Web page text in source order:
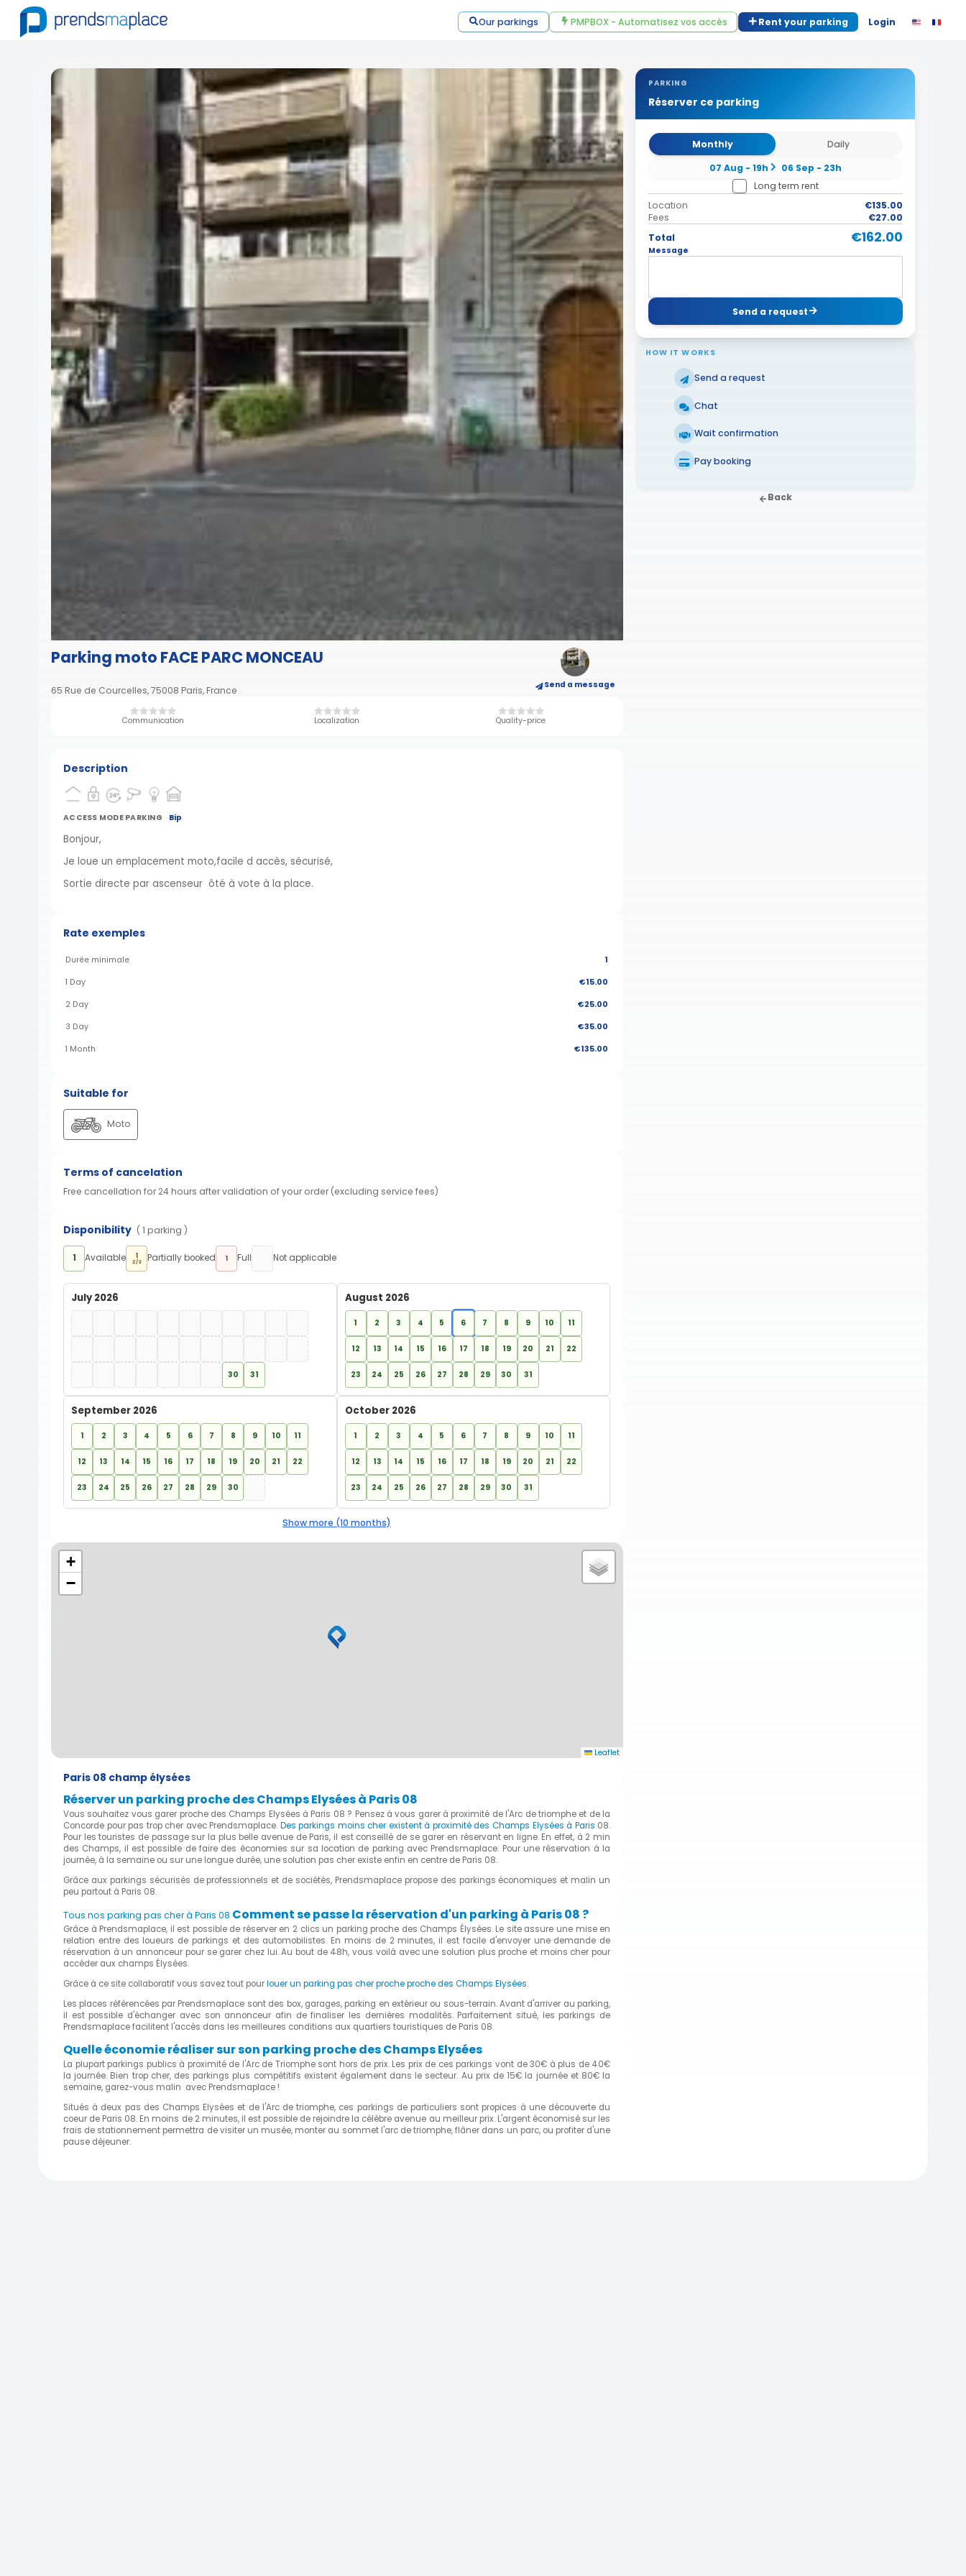
Our parkings PMPBOX - Automatisez vos accès Rent your parking Login
Parking moto FACE PARC MONCEAU
65 Rue de Courcelles, 75008 Paris, France Send a message
Communication Localization Quality-price
PARKING
Réserver ce parking
Monthly
Daily
07 Aug - 19h
06 Sep - 23h
Long term rent
Location
€135.00
Fees
€27.00
Total
€162.00
Message
Send a request
HOW IT WORKS
Send a request
Chat
Wait confirmation
Pay booking
Back
Description
ACCESS MODE PARKING Bip
Bonjour,
Je loue un emplacement moto,facile d accès, sécurisé,
Sortie directe par ascenseur ôté à vote à la place.
Rate exemples
Durée minimale 1
1 Day €15.00
2 Day €25.00
3 Day €35.00
1 Month €135.00
Suitable for
Moto
Terms of cancelation
Free cancellation for 24 hours after validation of your order (excluding service fees)
Disponibility ( 1 parking )
1 Available 1
2/3 Partially booked 1 Full Not applicable
July 2026
30 31
August 2026
1 2 3 4 5 6 7 8 9 10 11
12 13 14 15 16 17 18 19 20 21 22
23 24 25 26 27 28 29 30 31
September 2026
1 2 3 4 5 6 7 8 9 10 11
12 13 14 15 16 17 18 19 20 21 22
23 24 25 26 27 28 29 30
October 2026
1 2 3 4 5 6 7 8 9 10 11
12 13 14 15 16 17 18 19 20 21 22
23 24 25 26 27 28 29 30 31
Show more (10 months)
+
−
Leaflet
Paris 08 champ élysées
Réserver un parking proche des Champs Elysées à Paris 08
Vous souhaitez vous garer proche des Champs Elysées à Paris 08 ? Pensez à vous garer à proximité de l'Arc de triomphe et de la
Concorde pour pas trop cher avec Prendsmaplace. Des parkings moins cher existent à proximité des Champs Elysées à Paris 08.
Pour les touristes de passage sur la plus belle avenue de Paris, il est conseillé de se garer en réservant en ligne. En effet, à 2 min
des Champs, il est possible de faire des économies sur sa location de parking avec Prendsmaplace. Pour une réservation à la
journée, à la semaine ou sur une longue durée, une solution pas cher existe enfin en centre de Paris 08.
Grâce aux parkings sécurisés de professionnels et de sociétés, Prendsmaplace propose des parkings économiques et malin un
peu partout à Paris 08.
Tous nos parking pas cher à Paris 08 Comment se passe la réservation d'un parking à Paris 08 ?
Grâce à Prendsmaplace, il est possible de réserver en 2 clics un parking proche des Champs Élysées. Le site assure une mise en
relation entre des loueurs de parkings et des automobilistes. En moins de 2 minutes, il est facile d'envoyer une demande de
réservation à un annonceur pour se garer chez lui. Au bout de 48h, vous voilà avec une solution plus proche et moins cher pour
accéder aux champs Élysées.
Grâce à ce site collaboratif vous savez tout pourlouer un parking pas cher proche proche des Champs Elysées.
Les places référencées par Prendsmaplace sont des box, garages, parking en extérieur ou sous-terrain. Avant d'arriver au parking,
il est possible d'échanger avec son annonceur afin de finaliser les dernières modalités. Parfaitement situé, les parkings de
Prendsmaplace facilitent l'accès dans les meilleures conditions aux quartiers touristiques de Paris 08.
Quelle économie réaliser sur son parking proche des Champs Elysées
La plupart parkings publics à proximité de l'Arc de Triomphe sont hors de prix. Les prix de ces parkings vont de 30€ à plus de 40€
la journée. Bien trop cher, des parkings plus compétitifs existent également dans le secteur. Au prix de 15€ la journée et 80€ la
semaine, garez-vous malin avec Prendsmaplace !
Situés à deux pas des Champs Elysées et de l'Arc de triomphe, ces parkings de particuliers sont propices à une découverte du
coeur de Paris 08. En moins de 2 minutes, il est possible de rejoindre la célèbre avenue au meilleur prix. L'argent économisé sur les
frais de stationnement permettra de visiter un musée, monter au sommet l'arc de triomphe, flâner dans un parc, ou profiter d'une
pause déjeuner.